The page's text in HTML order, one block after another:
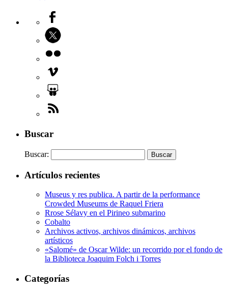
Buscar
Buscar:
Artículos recientes
Museus y res publica. A partir de la performance
Crowded Museums de Raquel Friera
Rrose Sélavy en el Pirineo submarino
Cobalto
Archivos activos, archivos dinámicos, archivos
artísticos
«Salomé» de Oscar Wilde: un recorrido por el fondo de
la Biblioteca Joaquim Folch i Torres
Categorías